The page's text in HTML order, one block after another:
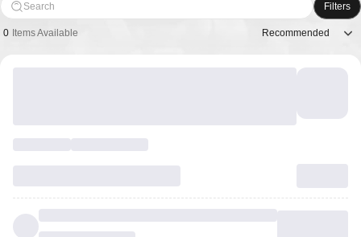
Search Filters
0 Items Available Recommended